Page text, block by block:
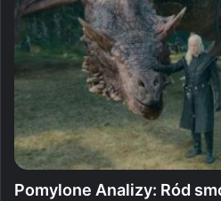
Pomylone Analizy: Ród